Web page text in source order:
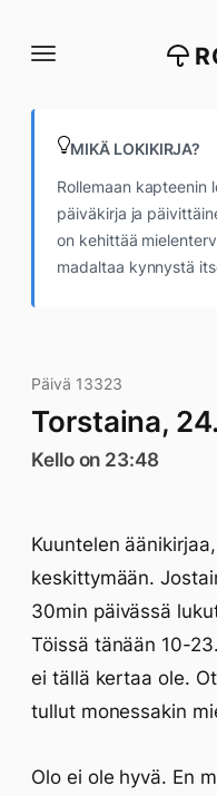
suoraan
MIKÄ LOKIKIRJA?
Rollemaan kapteenin
päiväkirja ja
on kehittää
madaltaa kynnystä
Päivä 13323
Torstaina,
Kello on 23:48
Kuuntelen
keskittymään.
30min päivässä
Töissä tänään 10-
ei tällä kertaa ole.
tullut monessakin
Olo ei ole hyvä. En